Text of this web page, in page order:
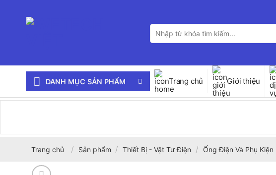
Tìm
kiếm:
DANH MỤC SẢN PHẨM Trang chủ Giới thiệu
Trang chủ / Sản phẩm / Thiết Bị - Vật Tư Điện / Ống Điện Và Phụ Kiện